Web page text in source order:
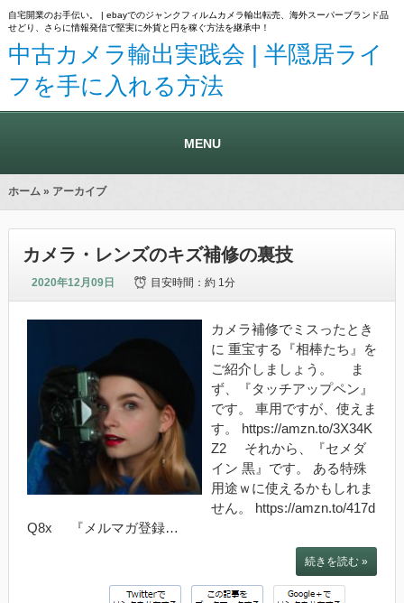
自宅開業のお手伝い。 | ebayでのジャンクフィルムカメラ輸出転売、海外スーパーブランド品
せどり、さらに情報発信で堅実に外貨と円を稼ぐ方法を継承中！
中古カメラ輸出実践会 | 半隠居ライ
フを手に入れる方法
MENU
ホーム» アーカイブ
カメラ・レンズのキズ補修の裏技
2020年12月09日 目安時間：約 1分
カメラ補修でミスったとき
に 重宝する『相棒たち』を
ご紹介しましょう。 ま
ず、『タッチアップペン』
です。 車用ですが、使えま
す。 https://amzn.to/3X34K
Z2 それから、『セメダ
イン 黒』です。 ある特殊
用途ｗに使えるかもしれま
せん。 https://amzn.to/417d
Q8x 『メルマガ登録…
続きを読む »